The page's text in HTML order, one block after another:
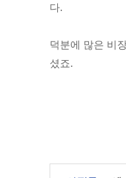
다.
덕분에 많은 비
셨죠.